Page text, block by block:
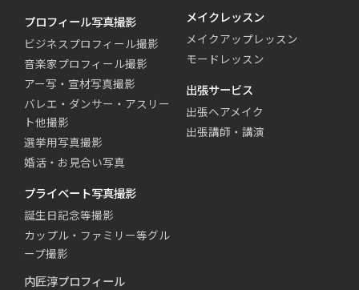
プロフィール写真撮影
ビジネスプロフィール撮影
音楽家プロフィール撮影
アー写・宣材写真撮影
バレエ・ダンサー・アスリー
ト他撮影
選挙用写真撮影
婚活・お見合い写真
プライベート写真撮影
誕生日記念等撮影
カップル・ファミリー等グル
ープ撮影
メイクレッスン
メイクアップレッスン
モードレッスン
出張サービス
出張ヘアメイク
出張講師・講演
内匠淳プロフィール